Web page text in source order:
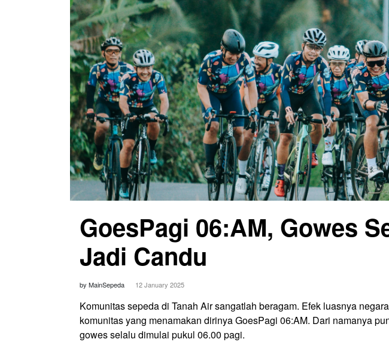
GoesPagi 06:AM, Gowes
Jadi Candu
by MainSepeda 12 January 2025
Komunitas sepeda di Tanah Air sangatlah beragam. Efek luasnya
komunitas yang menamakan dirinya GoesPagi 06:AM. Dari namanya
gowes selalu dimulai pukul 06.00 pagi.